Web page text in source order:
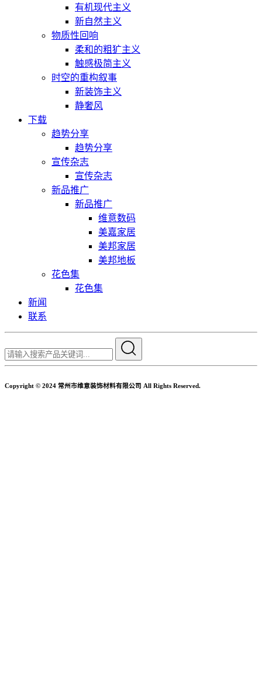
有机现代主义
新自然主义
物质性回响
柔和的粗犷主义
触感极简主义
时空的重构叙事
新装饰主义
静奢风
下载
趋势分享
趋势分享
宣传杂志
宣传杂志
新品推广
新品推广
维意数码
美嘉家居
美邦家居
美邦地板
花色集
花色集
新闻
联系
Copyright © 2024 常州市维意装饰材料有限公司 All Rights Reserved.